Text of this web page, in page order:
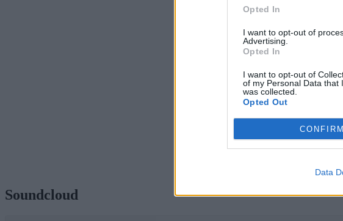
Opted In
I want to opt-out of
Advertising.
Opted In
I want to opt-out of
of my Personal Data that
was collected.
Opted Out
CONFIRM
Data
Soundcloud